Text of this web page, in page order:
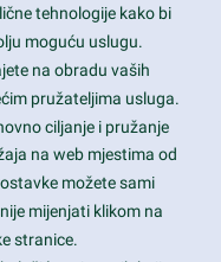
View, CA 94043
tehnologije kako bi
moguću uslugu.
na obradu vaših
pružateljima usluga.
ciljanje i pružanje
na web mjestima od
možete sami
mijenjati klikom na
stranice.